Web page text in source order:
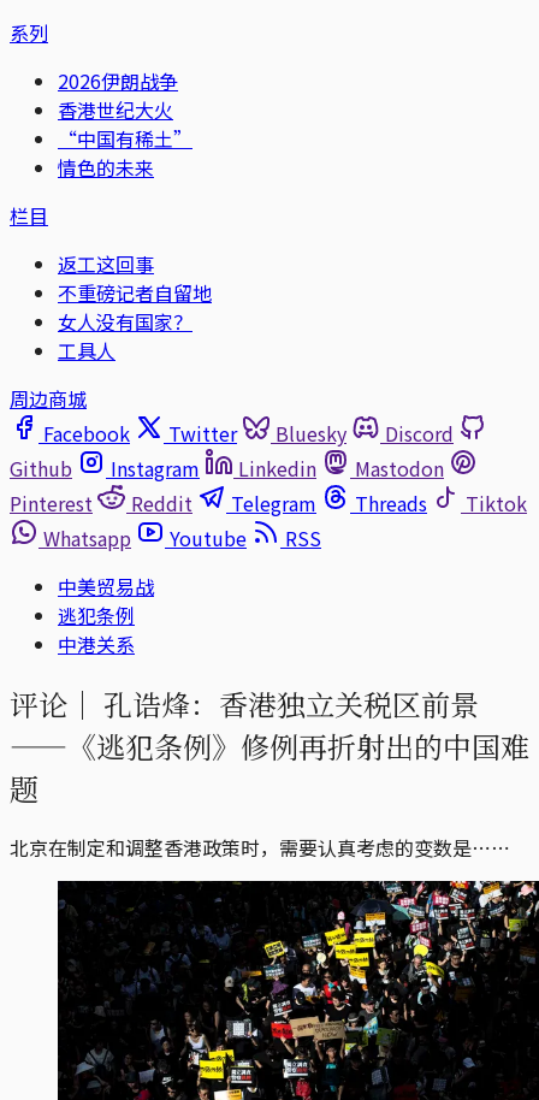
系列
2026伊朗战争
香港世纪大火
“中国有稀土”
情色的未来
栏目
返工这回事
不重磅记者自留地
女人没有国家？
工具人
周边商城
Facebook
Twitter Bluesky
Discord
Github
Instagram Linkedin
Mastodon
Pinterest
Reddit Telegram Threads
Tiktok
Whatsapp
Youtube
RSS
中美贸易战
逃犯条例
中港关系
评论｜ 孔诰烽：香港独立关税区前景
——《逃犯条例》修例再折射出的中国难
题
北京在制定和调整香港政策时，需要认真考虑的变数是⋯⋯